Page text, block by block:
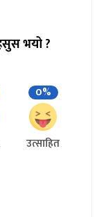
भयो ?
0%
उत्साहित